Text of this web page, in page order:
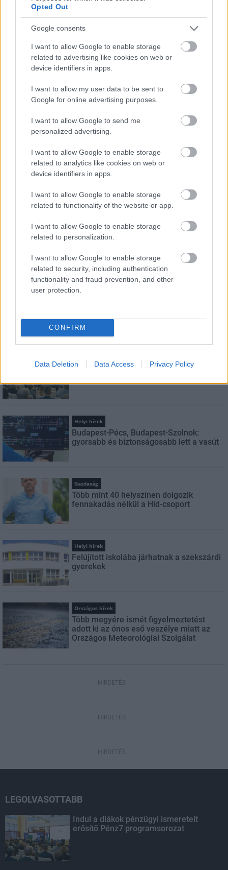
Opted Out
Google consents
I want to allow Google to enable storage
related to advertising like cookies on web or
device identifiers in apps.
I want to allow my user data to be sent to
Google for online advertising purposes.
I want to allow Google to send me
personalized advertising.
I want to allow Google to enable storage
related to analytics like cookies on web or
device identifiers in apps.
I want to allow Google to enable storage
related to functionality of the website or app.
I want to allow Google to enable storage
related to personalization.
I want to allow Google to enable storage
related to security, including authentication
functionality and fraud prevention, and other
user protection.
CONFIRM
Data Deletion Data Access Privacy Policy
Másfélszeresére bővítik
iskoláját
Látványos építési szakasz indult be a
Flórián téri felüljárón
HÍRLEVÉL
E-mail cím
Feliratkozom a hírlevélre és elfogadom az
adatvédelmi
szabályzatot!
LEGNÉZETTEBB
Aktuális
Indul a diákok pénzügyi ismereteit
Helyi hírek
Budapest-Pécs, Budapest-Szolnok:
gyorsabb és biztonságosabb lett a vasút
Gazdaság
Több mint 40 helyszínen dolgozik
fennakadás nélkül a Híd-csoport
Helyi hírek
Felújított iskolába járhatnak a szekszárdi
gyerekek
Országos hírek
Több megyére ismét figyelmeztetést
adott ki az ónos eső veszélye miatt az
Országos Meteorológiai Szolgálat
HIRDETÉS
HIRDETÉS
HIRDETÉS
LEGOLVASOTTABB
Indul a diákok pénzügyi ismereteit
erősítő Pénz7 programsorozat